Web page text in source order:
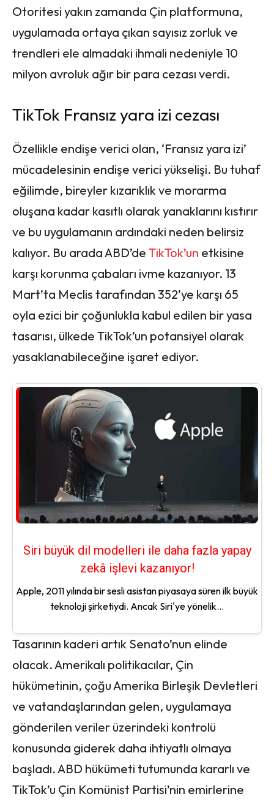
Otoritesi yakın zamanda Çin platformuna,
uygulamada ortaya çıkan sayısız zorluk ve
trendleri ele almadaki ihmali nedeniyle 10
milyon avroluk ağır bir para cezası verdi.
TikTok Fransız yara izi cezası
Özellikle endişe verici olan, ‘Fransız yara izi’
mücadelesinin endişe verici yükselişi. Bu tuhaf
eğilimde, bireyler kızarıklık ve morarma
oluşana kadar kasıtlı olarak yanaklarını kıstırır
ve bu uygulamanın ardındaki neden belirsiz
kalıyor. Bu arada ABD’de TikTok’un etkisine
karşı korunma çabaları ivme kazanıyor. 13
Mart’ta Meclis tarafından 352’ye karşı 65
oyla ezici bir çoğunlukla kabul edilen bir yasa
tasarısı, ülkede TikTok’un potansiyel olarak
yasaklanabileceğine işaret ediyor.
Siri büyük dil modelleri ile daha fazla yapay
zekâ işlevi kazanıyor!
Apple, 2011 yılında bir sesli asistan piyasaya süren ilk büyük
teknoloji şirketiydi. Ancak Siri'ye yönelik...
Tasarının kaderi artık Senato’nun elinde
olacak. Amerikalı politikacılar, Çin
hükümetinin, çoğu Amerika Birleşik Devletleri
ve vatandaşlarından gelen, uygulamaya
gönderilen veriler üzerindeki kontrolü
konusunda giderek daha ihtiyatlı olmaya
başladı. ABD hükümeti tutumunda kararlı ve
TikTok’u Çin Komünist Partisi’nin emirlerine